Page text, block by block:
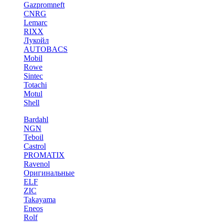
Gazpromneft
CNRG
Lemarc
RIXX
Лукойл
AUTOBACS
Mobil
Rowe
Sintec
Totachi
Motul
Shell
Bardahl
NGN
Teboil
Castrol
PROMATIX
Ravenol
Оригинальные
ELF
ZIC
Takayama
Eneos
Rolf